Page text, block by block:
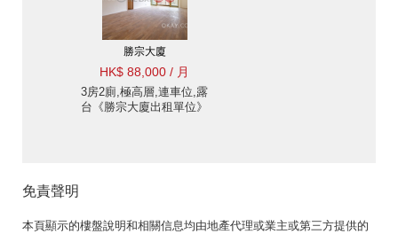
勝宗大廈
HK$ 88,000 / 月
3房2廁,極高層,連車位,露
台《勝宗大廈出租單位》
免責聲明
本頁顯示的樓盤說明和相關信息均由地產代理或業主或第三方提供的